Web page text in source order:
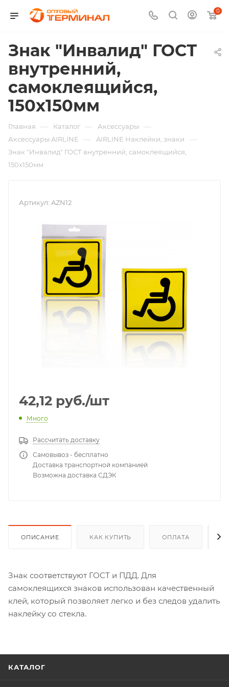
0
Знак "Инвалид" ГОСТ
внутренний,
самоклеящийся,
150х150мм
Главная — Каталог — Аксессуары —
Аксессуары AIRLINE — AIRLINE Наклейки, знаки —
Знак "Инвалид" ГОСТ внутренний, самоклеящийся,
150х150мм
Артикул: AZN12
42,12 руб./шт
Много
Рассчитать доставку
Самовывоз - бесплатно
Доставка транспортной компанией
Возможна доставка СДЭК
ОПИСАНИЕ КАК КУПИТЬ ОПЛАТА
Знак соответствуют ГОСТ и ПДД. Для
самоклеящихся знаков использован качественный
клей, который позволяет легко и без следов удалить
наклейку со стекла.
КАТАЛОГ